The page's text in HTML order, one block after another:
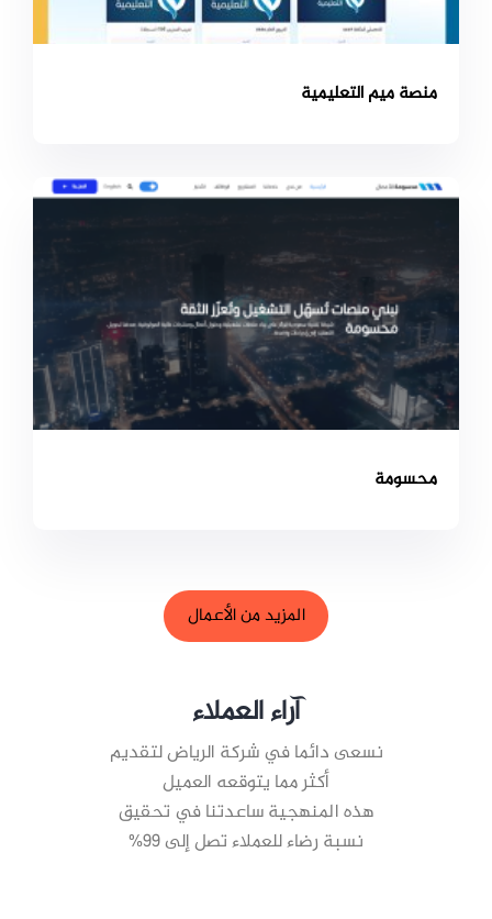
منصة ميم التعليمية
محسومة
المزيد من الأعمال
آراء العملاء
نسعى دائما في شركة الرياض لتقديم
أكثر مما يتوقعه العميل
هذه المنهجية ساعدتنا في تحقيق
نسبة رضاء للعملاء تصل إلى 99%